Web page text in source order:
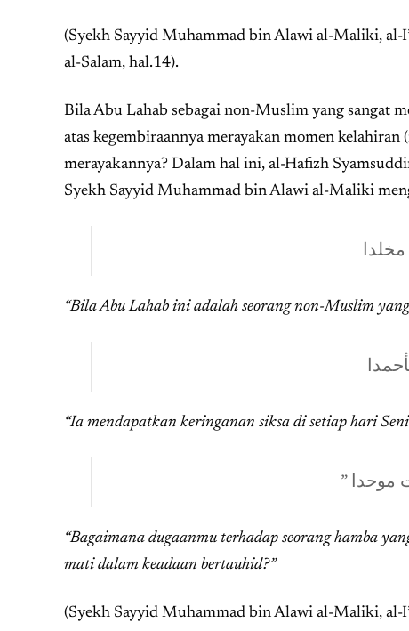
(Syekh Sayyid Muhammad bin Alawi al-Maliki, al-
al-Salam, hal.14).
Bila Abu Lahab sebagai non-Muslim yang sangat
atas kegembiraannya merayakan momen
merayakannya? Dalam hal ini, al-Hafizh
Syekh Sayyid Muhammad bin Alawi al-Maliki
مخلدا
“Bila Abu Lahab ini adalah seorang non-Muslim
“Ia mendapatkan keringanan siksa di setiap hari
موحدا
“Bagaimana dugaanmu terhadap seorang hamba
mati dalam keadaan bertauhid?”
(Syekh Sayyid Muhammad bin Alawi al-Maliki, al-